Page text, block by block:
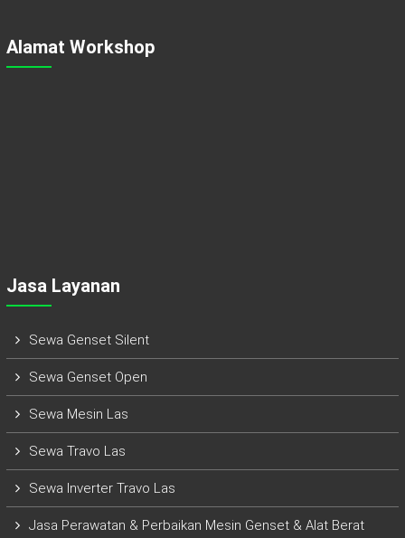
Alamat Workshop
Jasa Layanan
Sewa Genset Silent
Sewa Genset Open
Sewa Mesin Las
Sewa Travo Las
Sewa Inverter Travo Las
Jasa Perawatan & Perbaikan Mesin Genset & Alat Berat